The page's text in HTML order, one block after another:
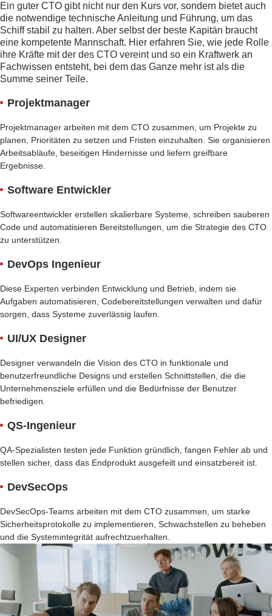
Ein guter CTO gibt nicht nur den Kurs vor, sondern bietet auch
die notwendige technische Anleitung und Führung, um das
Schiff stabil zu halten. Aber selbst der beste Kapitän braucht
eine kompetente Mannschaft. Hier erfahren Sie, wie jede Rolle
ihre Kräfte mit der des CTO vereint und so ein Kraftwerk an
Fachwissen entsteht, bei dem das Ganze mehr ist als die
Summe seiner Teile.
Projektmanager
Projektmanager arbeiten mit dem CTO zusammen, um Projekte zu
planen, Prioritäten zu setzen und Fristen einzuhalten. Sie organisieren
Arbeitsabläufe, beseitigen Hindernisse und liefern greifbare
Ergebnisse.
Software Entwickler
Softwareentwickler erstellen skalierbare Systeme, schreiben sauberen
Code und automatisieren Bereitstellungen, um die Strategie des CTO
zu unterstützen.
DevOps Ingenieur
Diese Experten verbinden Entwicklung und Betrieb, indem sie
Aufgaben automatisieren, Codebereitstellungen verwalten und dafür
sorgen, dass Systeme zuverlässig laufen.
UI/UX Designer
Designer verwandeln die Vision des CTO in funktionale und
benutzerfreundliche Designs und erstellen Schnittstellen, die die
Unternehmensziele erfüllen und die Bedürfnisse der Benutzer
befriedigen.
QS-Ingenieur
QA-Spezialisten testen jede Funktion gründlich, fangen Fehler ab und
stellen sicher, dass das Endprodukt ausgefeilt und einsatzbereit ist.
DevSecOps
DevSecOps-Teams arbeiten mit dem CTO zusammen, um starke
Sicherheitsprotokolle zu implementieren, Schwachstellen zu beheben
und die Systemintegrität aufrechtzuerhalten.